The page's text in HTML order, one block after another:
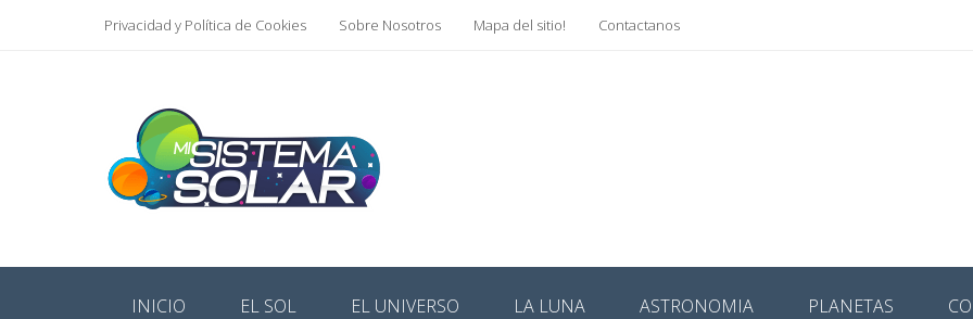
Privacidad y Política de Cookies Sobre Nosotros Mapa del sitio! Contactanos
INICIO EL SOL EL UNIVERSO LA LUNA ASTRONOMIA PLANETAS